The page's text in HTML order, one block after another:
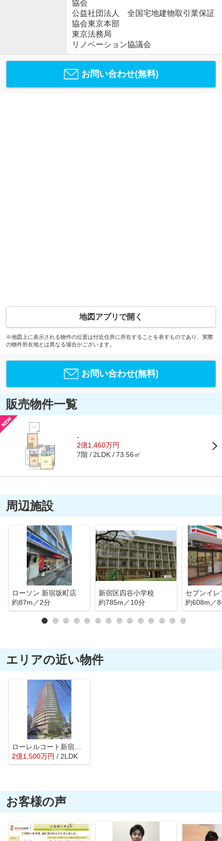
協会
公益社団法人 全国宅地建物取引業保証
協会東京本部
東京法務局
リノベーション協議会
お問い合わせ(無料)
地図アプリで開く
※地図上に表示される物件の位置は付近住所に所在することを表すものであり、実際
の物件所在地とは異なる場合がございます。
お問い合わせ(無料)
販売物件一覧
-
2億1,460万円
7階 2LDK 73.56㎡
周辺施設
ローソン 新宿坂町店
約87m／2分
新宿区四谷小学校
約785m／10分
約608m／
エリアの近い物件
ローレルコート新宿タワー
2億1,500万円 / 2LDK
お客様の声